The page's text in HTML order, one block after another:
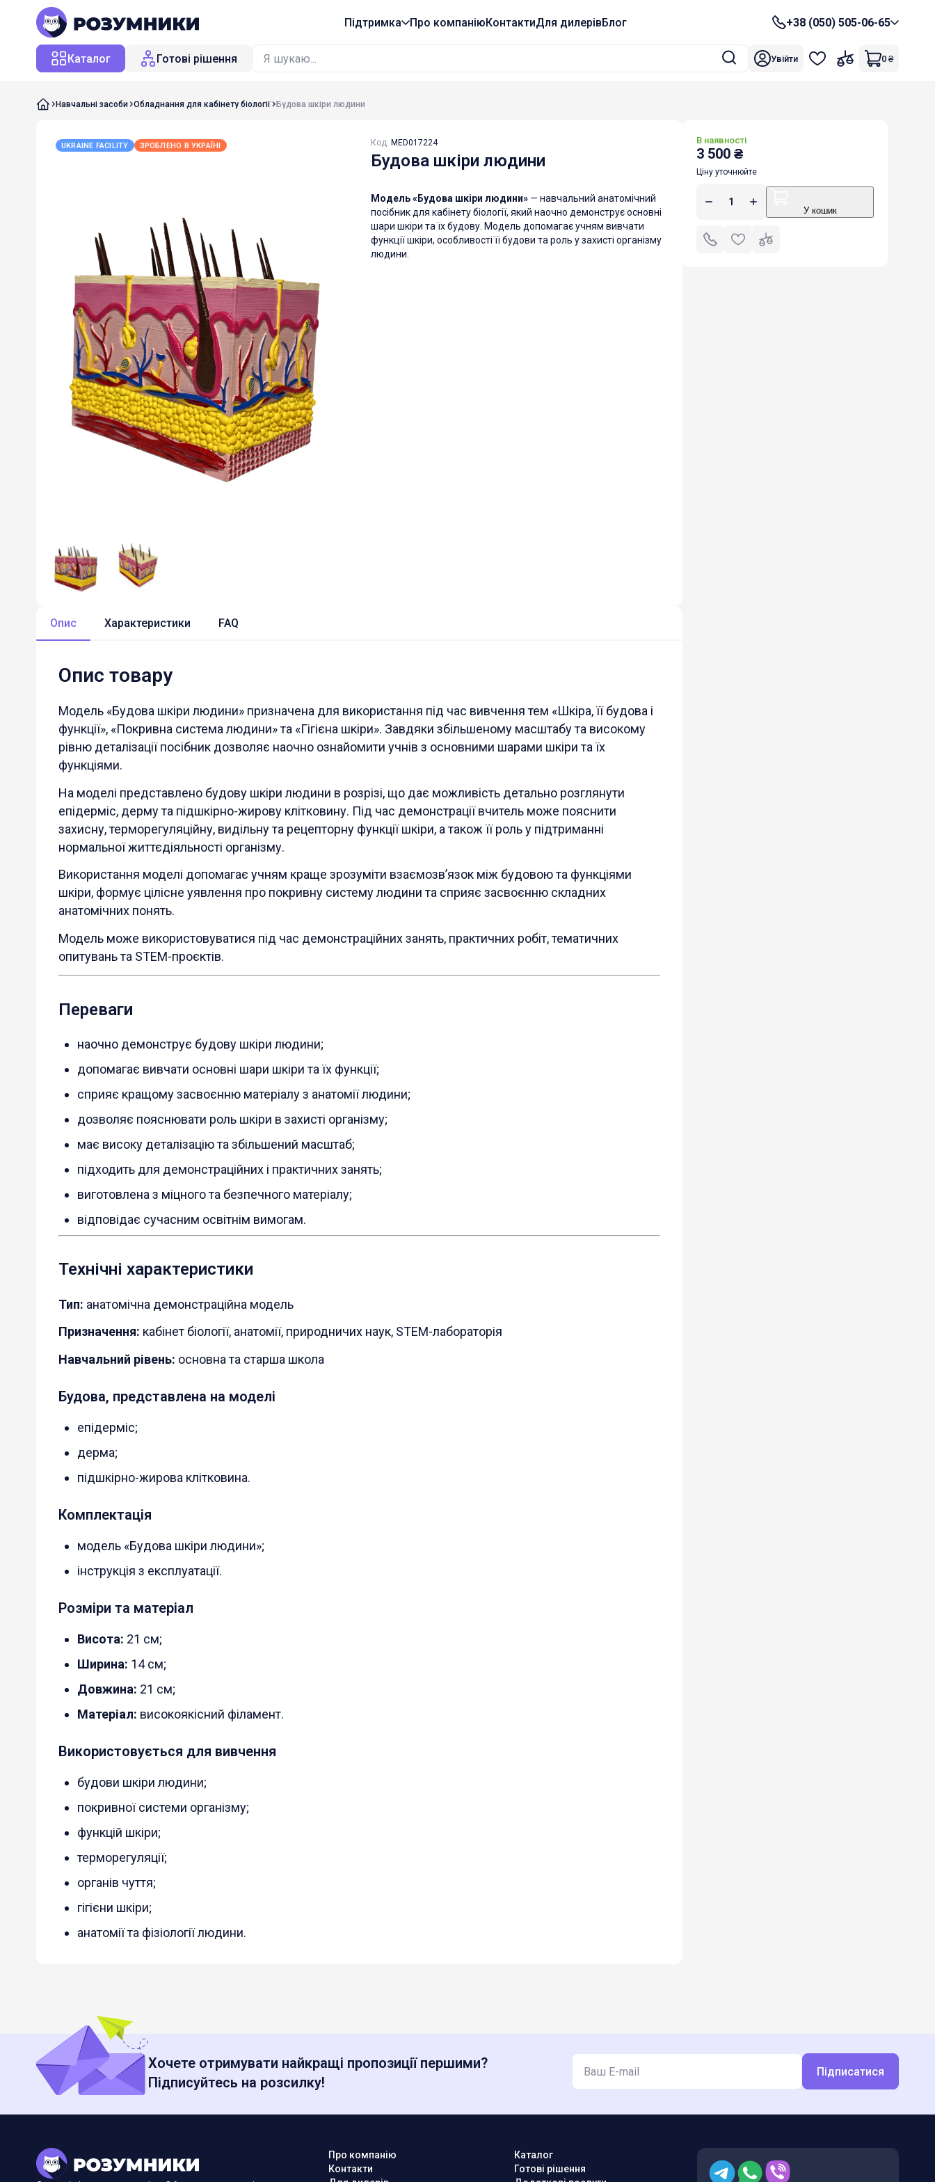
Підтримка Про компаніюКонтактиДля дилерівБлог +38 (050) 505-06-65
Каталог Готові рішення Увійти 0 ₴
Навчальні засоби Обладнання для кабінету біології Будова шкіри людини
UKRAINE FACILITY ЗРОБЛЕНО В УКРАЇНІ Код: MED017224
Будова шкіри людини
Модель «Будова шкіри людини»— навчальний анатомічний
посібник для кабінету біології, який наочно демонструє основні
шари шкіри та їх будову. Модель допомагає учням вивчати
функції шкіри, особливості її будови та роль у захисті організму
людини.
В наявності
3 500 ₴
Ціну уточнюйте
У кошик
Опис Характеристики FAQ
Опис товару
Модель «Будова шкіри людини» призначена для використання під час вивчення тем «Шкіра, її будова і
функції», «Покривна система людини» та «Гігієна шкіри». Завдяки збільшеному масштабу та високому
рівню деталізації посібник дозволяє наочно ознайомити учнів з основними шарами шкіри та їх
функціями.
На моделі представлено будову шкіри людини в розрізі, що дає можливість детально розглянути
епідерміс, дерму та підшкірно-жирову клітковину. Під час демонстрації вчитель може пояснити
захисну, терморегуляційну, видільну та рецепторну функції шкіри, а також її роль у підтриманні
нормальної життєдіяльності організму.
Використання моделі допомагає учням краще зрозуміти взаємозв’язок між будовою та функціями
шкіри, формує цілісне уявлення про покривну систему людини та сприяє засвоєнню складних
анатомічних понять.
Модель може використовуватися під час демонстраційних занять, практичних робіт, тематичних
опитувань та STEM-проєктів.
Переваги
наочно демонструє будову шкіри людини;
допомагає вивчати основні шари шкіри та їх функції;
сприяє кращому засвоєнню матеріалу з анатомії людини;
дозволяє пояснювати роль шкіри в захисті організму;
має високу деталізацію та збільшений масштаб;
підходить для демонстраційних і практичних занять;
виготовлена з міцного та безпечного матеріалу;
відповідає сучасним освітнім вимогам.
Технічні характеристики
Тип: анатомічна демонстраційна модель
Призначення: кабінет біології, анатомії, природничих наук, STEM-лабораторія
Навчальний рівень: основна та старша школа
Будова, представлена на моделі
епідерміс;
дерма;
підшкірно-жирова клітковина.
Комплектація
модель «Будова шкіри людини»;
інструкція з експлуатації.
Розміри та матеріал
Висота: 21 см;
Ширина: 14 см;
Довжина: 21 см;
Матеріал: високоякісний філамент.
Використовується для вивчення
будови шкіри людини;
покривної системи організму;
функцій шкіри;
терморегуляції;
органів чуття;
гігієни шкіри;
анатомії та фізіології людини.
Хочете отримувати найкращі пропозиції першими?
Підписуйтесь на розсилку!
Підписатися
Про компанію
Контакти
Каталог
Готові рішення